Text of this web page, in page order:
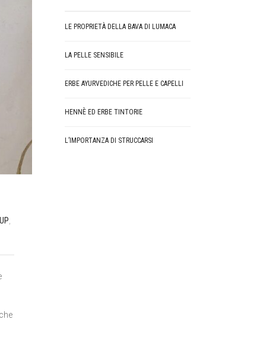
LE PROPRIETÀ DELLA BAVA DI LUMACA
LA PELLE SENSIBILE
ERBE AYURVEDICHE PER PELLE E CAPELLI
HENNÈ ED ERBE TINTORIE
L’IMPORTANZA DI STRUCCARSI